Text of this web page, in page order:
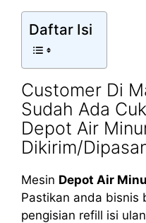
Daftar Isi
Customer Di
Sudah Ada
Depot Air
Dikirim/
Mesin Depot Air
Pastikan anda bisnis
pengisian refill isi